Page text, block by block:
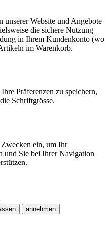
unserer Website und Angebote
die sichere Nutzung
in Ihrem Kundenkonto (wo
im Warenkorb.
Präferenzen zu speichern,
Schriftgrösse.
Zwecken ein, um Ihr
und Sie bei Ihrer Navigation
annehmen